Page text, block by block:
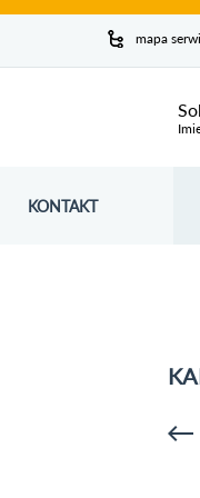
mapa
KONTAKT